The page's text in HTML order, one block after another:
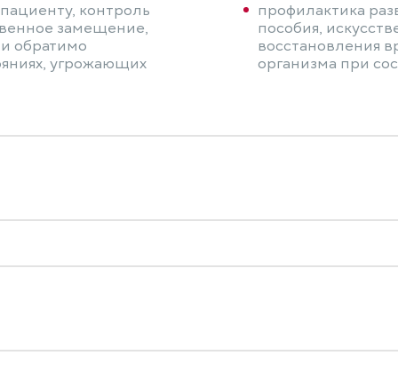
контроль
замещение,
обратимо
угрожающих
профилактика
пособия,
восстановления
организма при